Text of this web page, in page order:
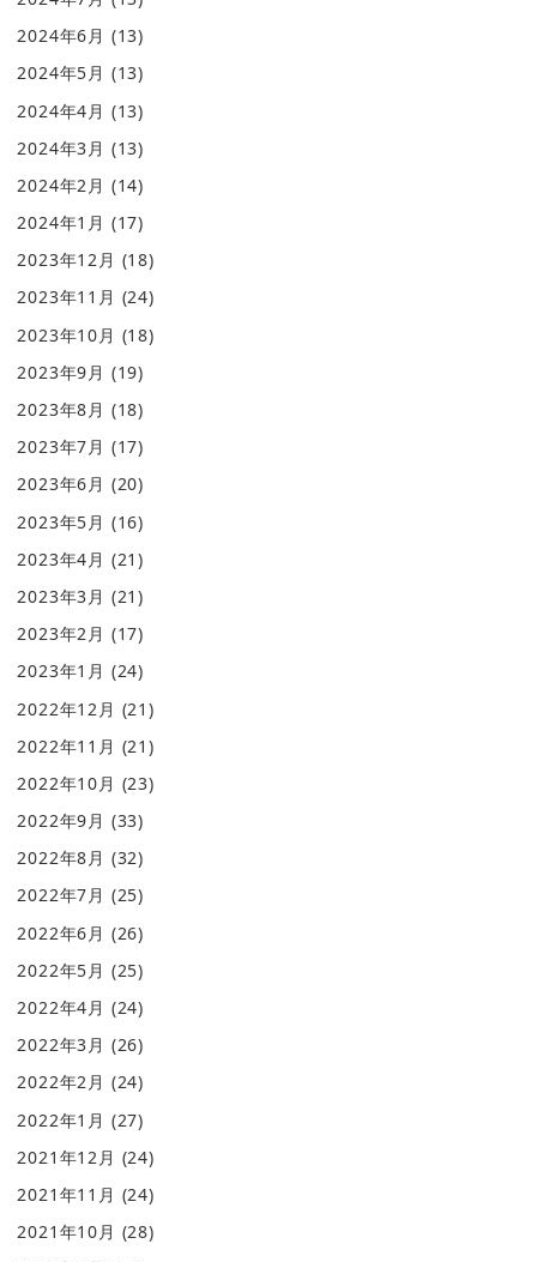
2024年6月 (13)
2024年5月 (13)
2024年4月 (13)
2024年3月 (13)
2024年2月 (14)
2024年1月 (17)
2023年12月 (18)
2023年11月 (24)
2023年10月 (18)
2023年9月 (19)
2023年8月 (18)
2023年7月 (17)
2023年6月 (20)
2023年5月 (16)
2023年4月 (21)
2023年3月 (21)
2023年2月 (17)
2023年1月 (24)
2022年12月 (21)
2022年11月 (21)
2022年10月 (23)
2022年9月 (33)
2022年8月 (32)
2022年7月 (25)
2022年6月 (26)
2022年5月 (25)
2022年4月 (24)
2022年3月 (26)
2022年2月 (24)
2022年1月 (27)
2021年12月 (24)
2021年11月 (24)
2021年10月 (28)